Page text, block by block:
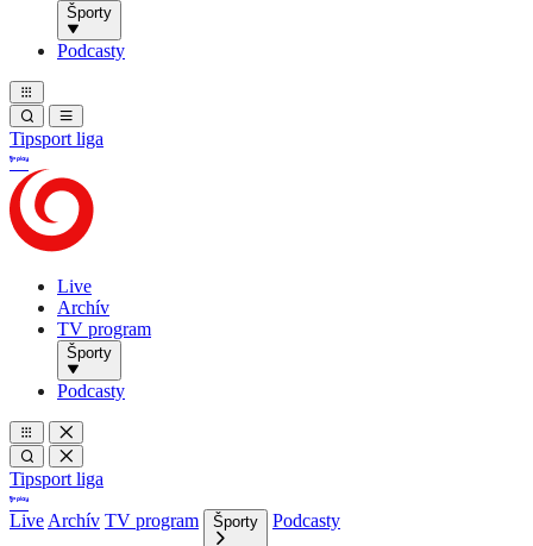
Športy
Podcasty
Tipsport liga
Live
Archív
TV program
Športy
Podcasty
Tipsport liga
Live Archív TV program Športy
Podcasty